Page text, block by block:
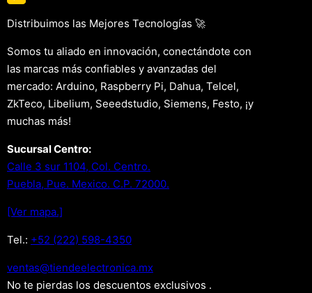
Distribuimos las Mejores Tecnologías 🚀
Somos tu aliado en innovación, conectándote con
las marcas más confiables y avanzadas del
mercado: Arduino, Raspberry Pi, Dahua, Telcel,
ZkTeco, Libelium, Seeedstudio, Siemens, Festo, ¡y
muchas más!
Sucursal Centro:
Calle 3 sur 1104, Col. Centro.
Puebla, Pue. Mexico. C.P. 72000.
[Ver mapa.]
Tel.: +52 (222) 598-4350
xm.acinortceleedneit@satnev
No te pierdas los descuentos exclusivos .